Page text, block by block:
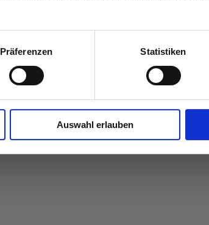
Präferenzen Statistiken
Auswahl erlauben
IMPRESSUM DATENSCHUTZ